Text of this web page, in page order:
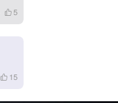
5
15